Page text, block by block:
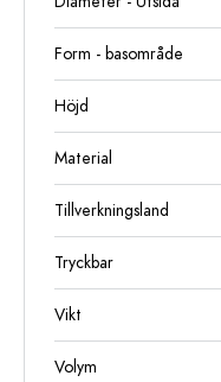
Form - basområde
Höjd
Material
Tillverkningsland
Tryckbar
Vikt
Volym